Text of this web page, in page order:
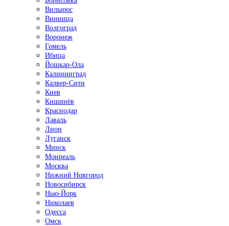
Вильнюс
Винница
Волгоград
Воронеж
Гомель
Ибица
Йошкар-Ола
Калининград
Калвер-Сити
Киев
Кишинёв
Краснодар
Лаваль
Лион
Луганск
Минск
Монреаль
Москва
Нижний Новгород
Новосибирск
Нью-Йорк
Николаев
Одесса
Омск